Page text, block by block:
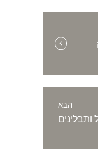
הבא
ותבלינים